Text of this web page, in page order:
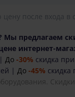
после входа в
предлагаем
интернет-
До -30% скидка
| До -45% скидка